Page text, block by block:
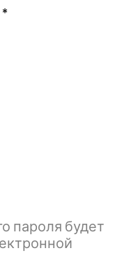
*Обязательно
пароля будет